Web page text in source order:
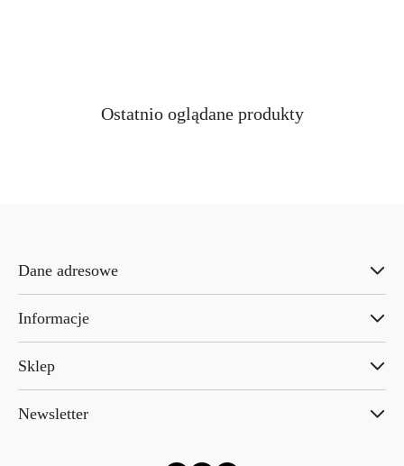
Pomiń karuzelę produktów
Produkty
Ostatnio oglądane produkty
Dane adresowe
Informacje
Sklep
Newsletter